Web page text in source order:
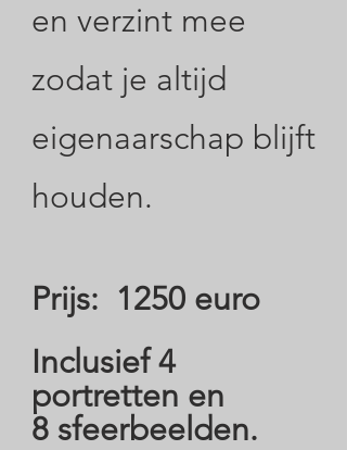
en verzint mee
zodat je altijd
eigenaarschap blijft
houden.
Prijs: 1250 euro
Inclusief 4
portretten en
8 sfeerbeelden.